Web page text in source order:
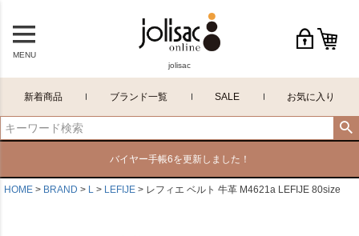
MENU
jolisac
新着商品 ブランド一覧 SALE お気に入り
バイヤー手帳6を更新しました！
HOME BRAND L LEFIJE レフィエ ベルト 牛革 M4621a LEFIJE 80size